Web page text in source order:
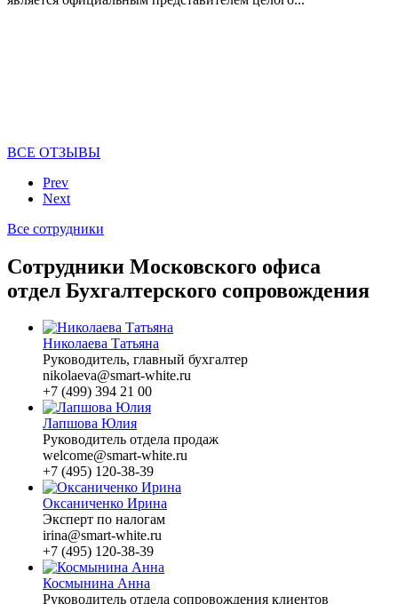
ВСЕ ОТЗЫВЫ
Prev
Next
Все сотрудники
Сотрудники Московского офиса
отдел Бухгалтерского сопровождения
Николаева Татьяна
Руководитель, главный бухгалтер
nikolaeva@smart-white.ru
+7 (499) 394 21 00
Лапшова Юлия
Руководитель отдела продаж
welcome@smart-white.ru
+7 (495) 120-38-39
Оксаниченко Ирина
Эксперт по налогам
irina@smart-white.ru
+7 (495) 120-38-39
Космынина Анна
Руководитель отдела сопровождения клиентов